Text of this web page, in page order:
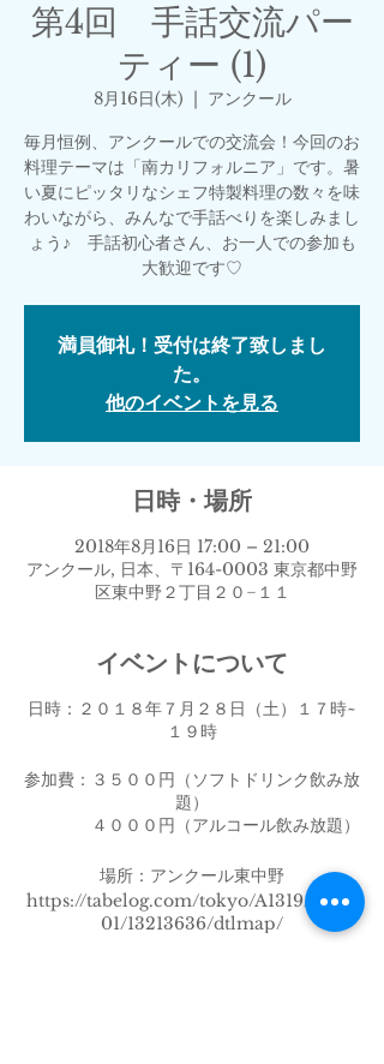
第4回 手話交流パー
ティー (1)
8月16日(木)
  |
アンクール
毎月恒例、アンクールでの交流会！今回のお
料理テーマは「南カリフォルニア」です。暑
い夏にピッタリなシェフ特製料理の数々を味
わいながら、みんなで手話べりを楽しみまし
ょう♪ 手話初心者さん、お一人での参加も
大歓迎です♡
満員御礼！受付は終了致しまし
た。
他のイベントを見る
日時・場所
2018年8月16日 17:00 – 21:00
アンクール, 日本、〒164-0003 東京都中野
区東中野２丁目２０−１１
イベントについて
日時：２０１８年７月２８日（土）１７時~
１９時
参加費：３５００円（ソフトドリンク飲み放
題）
４０００円（アルコール飲み放題）
場所：アンクール東中野
https://tabelog.com/tokyo/A1319/A1319
01/13213636/dtlmap/